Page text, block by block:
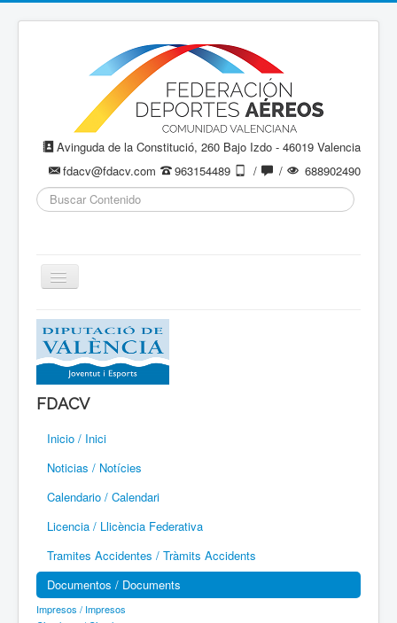
Avinguda de la Constitució, 260 Bajo Izdo - 46019 Valencia
fdacv@fdacv.com
963154489 / /
688902490
Buscar...
Cambiar
navegación
Aeromodelismo / Aeromodelisme
Ala Delta
Paracaidismo / Paracaigudisme
Parapente / Parapent
Ultraligeros / Ultralleugers
Vuelo Con Motor / Vol Amb Motor
FDACV
Inicio / Inici
Noticias / Notícies
Calendario / Calendari
Licencia / Llicència Federativa
Tramites Accidentes / Tràmits Accidents
Documentos / Documents
Impresos / Impresos